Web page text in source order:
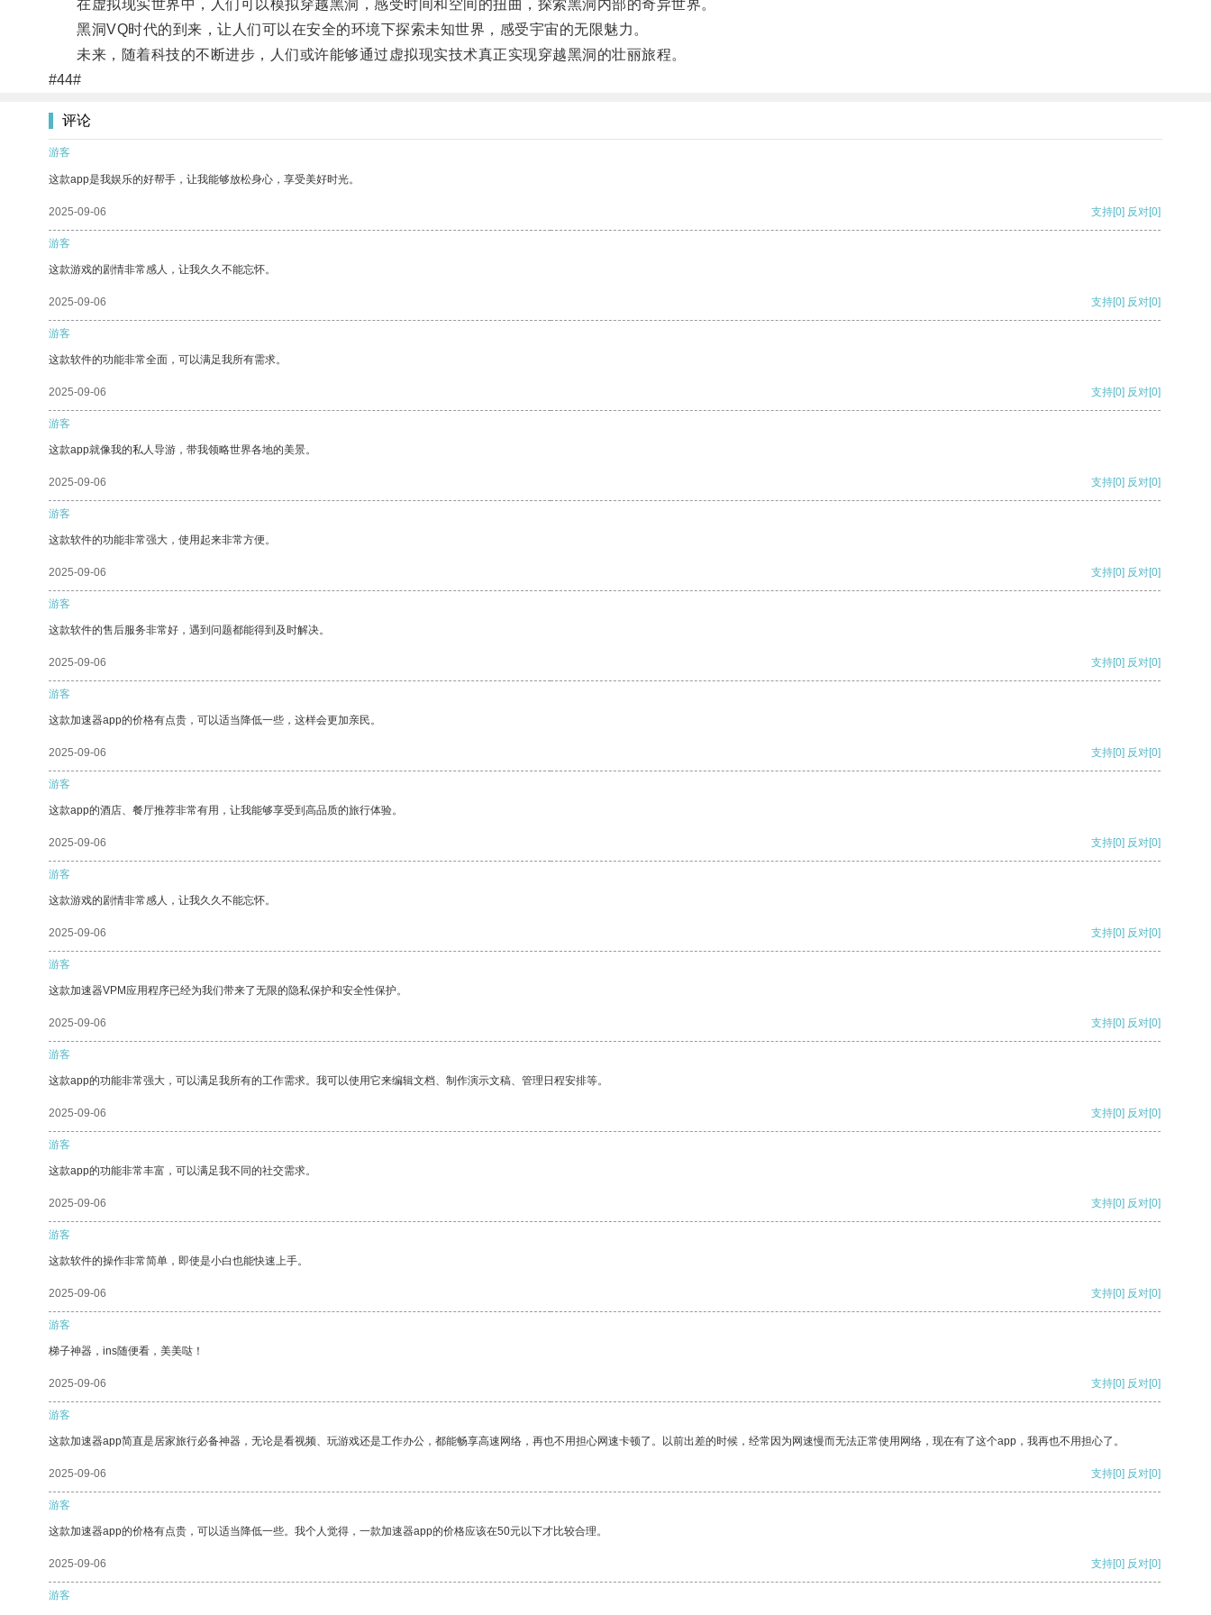
在虚拟现实世界中，人们可以模拟穿越黑洞，感受时间和空间的扭曲，探索黑洞内部的奇异世界。
黑洞VQ时代的到来，让人们可以在安全的环境下探索未知世界，感受宇宙的无限魅力。
未来，随着科技的不断进步，人们或许能够通过虚拟现实技术真正实现穿越黑洞的壮丽旅程。
#44#
评论
游客
这款app是我娱乐的好帮手，让我能够放松身心，享受美好时光。
2025-09-06 支持[0] 反对[0]
游客
这款游戏的剧情非常感人，让我久久不能忘怀。
2025-09-06 支持[0] 反对[0]
游客
这款软件的功能非常全面，可以满足我所有需求。
2025-09-06 支持[0] 反对[0]
游客
这款app就像我的私人导游，带我领略世界各地的美景。
2025-09-06 支持[0] 反对[0]
游客
这款软件的功能非常强大，使用起来非常方便。
2025-09-06 支持[0] 反对[0]
游客
这款软件的售后服务非常好，遇到问题都能得到及时解决。
2025-09-06 支持[0] 反对[0]
游客
这款加速器app的价格有点贵，可以适当降低一些，这样会更加亲民。
2025-09-06 支持[0] 反对[0]
游客
这款app的酒店、餐厅推荐非常有用，让我能够享受到高品质的旅行体验。
2025-09-06 支持[0] 反对[0]
游客
这款游戏的剧情非常感人，让我久久不能忘怀。
2025-09-06 支持[0] 反对[0]
游客
这款加速器VPM应用程序已经为我们带来了无限的隐私保护和安全性保护。
2025-09-06 支持[0] 反对[0]
游客
这款app的功能非常强大，可以满足我所有的工作需求。我可以使用它来编辑文档、制作演示文稿、管理日程安排等。
2025-09-06 支持[0] 反对[0]
游客
这款app的功能非常丰富，可以满足我不同的社交需求。
2025-09-06 支持[0] 反对[0]
游客
这款软件的操作非常简单，即使是小白也能快速上手。
2025-09-06 支持[0] 反对[0]
游客
梯子神器，ins随便看，美美哒！
2025-09-06 支持[0] 反对[0]
游客
这款加速器app简直是居家旅行必备神器，无论是看视频、玩游戏还是工作办公，都能畅享高速网络，再也不用担心网速卡顿了。以前出差的时候，经常因为网速慢而无法正常使用网络，现在有了这个app，我再也不用担心了。
2025-09-06 支持[0] 反对[0]
游客
这款加速器app的价格有点贵，可以适当降低一些。我个人觉得，一款加速器app的价格应该在50元以下才比较合理。
2025-09-06 支持[0] 反对[0]
游客